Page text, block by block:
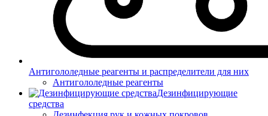
Антигололедные реагенты и распределители для них
Антигололедные реагенты
Дезинфицирующие
средства